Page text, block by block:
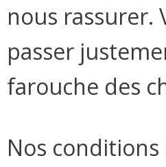
nous rassurer.
passer
farouche des
Nos